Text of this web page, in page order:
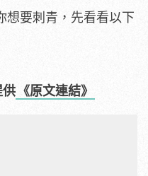
想要刺青，先看看以下
供 《原文連結》